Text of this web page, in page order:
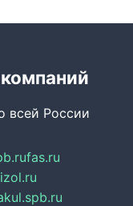
всей России
fas.ru